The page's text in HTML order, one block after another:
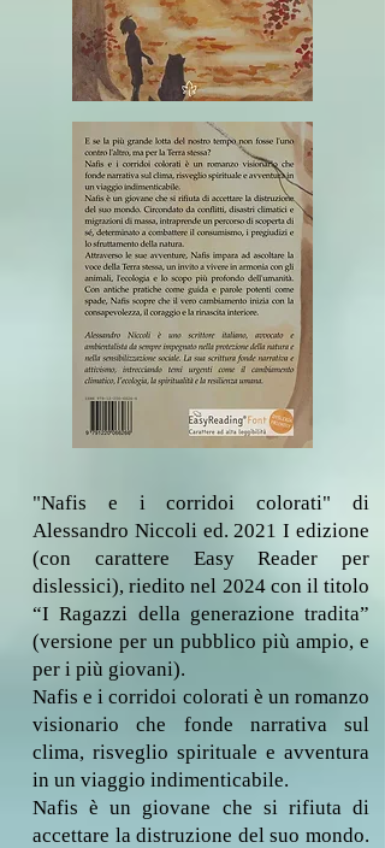
"Nafis e i corridoi colorati" di
Alessandro Niccoli ed. 2021 I edizione
(con carattere Easy Reader per
dislessici), riedito nel 2024 con il titolo
“I Ragazzi della generazione tradita”
(versione per un pubblico più ampio, e
per i più giovani).
Nafis e i corridoi colorati è un romanzo
visionario che fonde narrativa sul
clima, risveglio spirituale e avventura
in un viaggio indimenticabile.
Nafis è un giovane che si rifiuta di
accettare la distruzione del suo mondo.